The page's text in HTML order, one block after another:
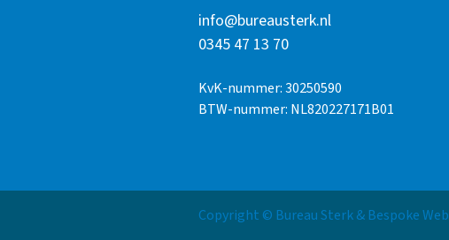
info@bureausterk.nl
0345 47 13 70
KvK-nummer: 30250590
BTW-nummer: NL820227171B01
Copyright © Bureau Sterk & Bespoke Web